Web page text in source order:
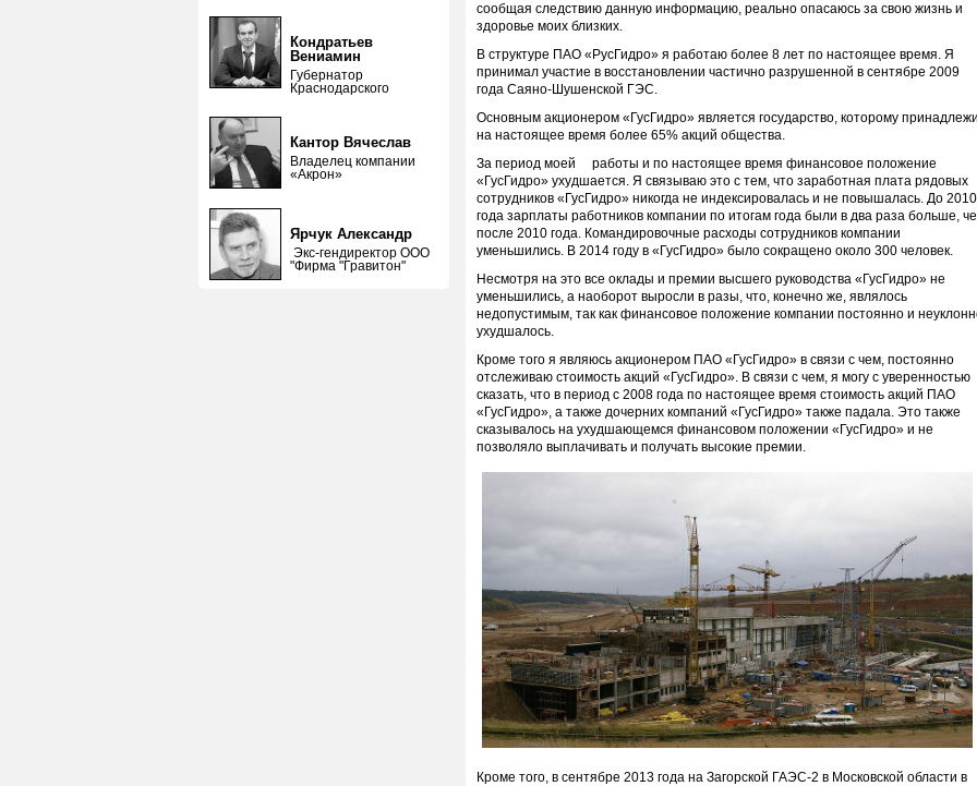
Кондратьев
Вениамин
Губернатор
Краснодарского
Кантор Вячеслав
Владелец компании
«Акрон»
Ярчук Александр
Экс-гендиректор ООО
"Фирма "Гравитон"
сообщая следствию данную информацию, реально опасаюсь за свою жизнь и
здоровье моих близких.
В структуре ПАО «РусГидро» я работаю более 8 лет по настоящее время. Я
принимал участие в восстановлении частично разрушенной в сентябре 2009
года Саяно-Шушенской ГЭС.
Основным акционером «ГусГидро» является государство, которому
на настоящее время более 65% акций общества.
За период моей работы и по настоящее время финансовое положение
«ГусГидро» ухудшается. Я связываю это с тем, что заработная плата рядовых
сотрудников «ГусГидро» никогда не индексировалась и не повышалась. До 2010
года зарплаты работников компании по итогам года были в два раза больше,
после 2010 года. Командировочные расходы сотрудников компании
уменьшились. В 2014 году в «ГусГидро» было сокращено около 300 человек.
Несмотря на это все оклады и премии высшего руководства «ГусГидро» не
уменьшились, а наоборот выросли в разы, что, конечно же, являлось
недопустимым, так как финансовое положение компании постоянно и
ухудшалось.
Кроме того я являюсь акционером ПАО «ГусГидро» в связи с чем, постоянно
отслеживаю стоимость акций «ГусГидро». В связи с чем, я могу с уверенностью
сказать, что в период с 2008 года по настоящее время стоимость акций ПАО
«ГусГидро», а также дочерних компаний «ГусГидро» также падала. Это также
сказывалось на ухудшающемся финансовом положении «ГусГидро» и не
позволяло выплачивать и получать высокие премии.
Кроме того, в сентябре 2013 года на Загорской ГАЭС-2 в Московской области в